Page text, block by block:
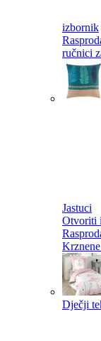
izbornik
ručnici
Jastuci
Otvoriti
Dječji